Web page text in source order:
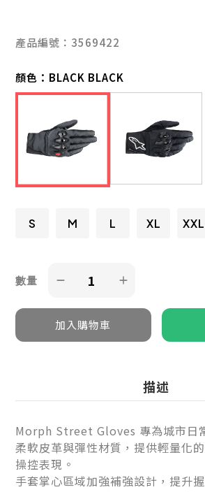
產品編號：3569422
顏色： BLACK BLACK
S M L XL XXL
數量
描述
Morph Street Gloves 專為城市日
柔軟皮革與彈性材質，提供輕量化
操控表現。
手套掌心區域加強補強設計，提升